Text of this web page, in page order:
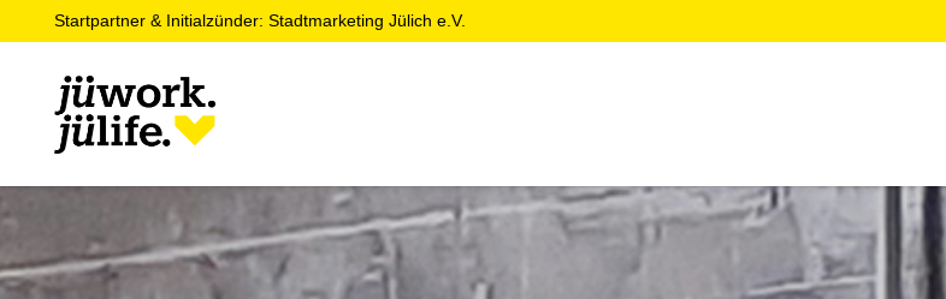
Startpartner & Initialzünder: Stadtmarketing Jülich e.V.